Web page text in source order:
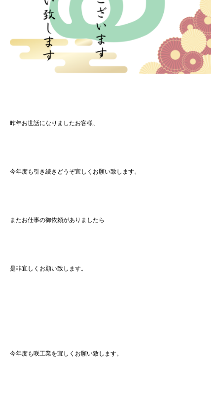
昨年お世話になりましたお客様、
今年度も引き続きどうぞ宜しくお願い致します。
またお仕事の御依頼がありましたら
是非宜しくお願い致します。
今年度も咲工業を宜しくお願い致します。